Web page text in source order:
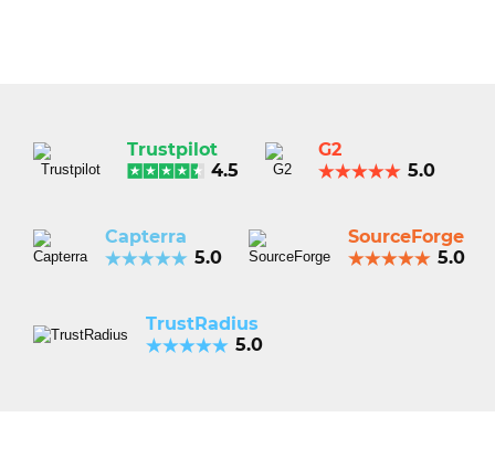
Trustpilot
4.5
G2
5.0
Capterra
5.0
SourceForge
5.0
TrustRadius
5.0